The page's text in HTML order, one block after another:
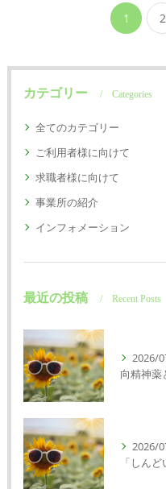
1 2
カテゴリー Categories
全てのカテゴリー
ご利用者様に向けて
求職者様に向けて
事業所の紹介
インフォメーション
最近の投稿 Recent Posts
2026/
2026/